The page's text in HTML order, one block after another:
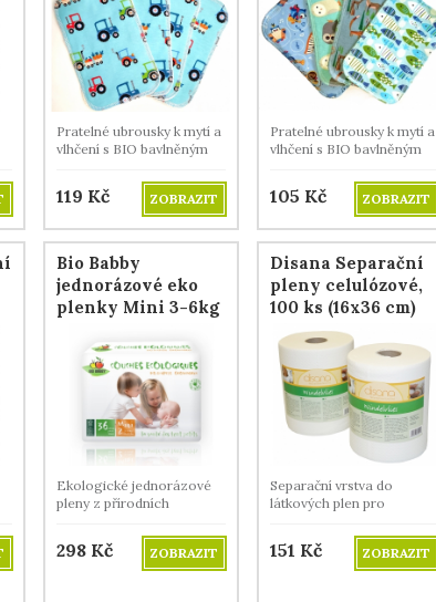
Pratelné ubrousky k mytí a
vlhčení s BIO bavlněným
119 Kč ZOBRAZIT
Pratelné ubrousky k mytí a
vlhčení s BIO bavlněným
105 Kč ZOBRAZIT
Bio Babby
jednorázové eko
plenky Mini 3-6kg
Ekologické jednorázové
pleny z přírodních
vysoce savé.
298 Kč ZOBRAZIT
Disana Separační
pleny celulózové,
100 ks (16x36 cm)
Separační vrstva do
látkových plen pro
151 Kč ZOBRAZIT